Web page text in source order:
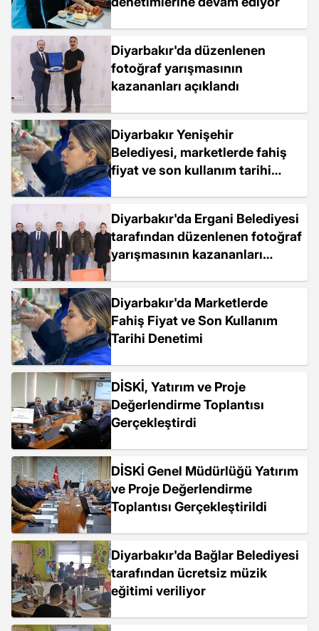
Diyarbakır'da düzenlenen
fotoğraf yarışmasının
kazananları açıklandı
Diyarbakır Yenişehir
Belediyesi, marketlerde fahiş
fiyat ve son kullanım tarihi
Diyarbakır'da Ergani Belediyesi
tarafından düzenlenen fotoğraf
yarışmasının kazananları
Diyarbakır'da Marketlerde
Fahiş Fiyat ve Son Kullanım
Tarihi Denetimi
DİSKİ, Yatırım ve Proje
Değerlendirme Toplantısı
Gerçekleştirdi
DİSKİ Genel Müdürlüğü Yatırım
ve Proje Değerlendirme
Toplantısı Gerçekleştirildi
Diyarbakır'da Bağlar Belediyesi
tarafından ücretsiz müzik
eğitimi veriliyor